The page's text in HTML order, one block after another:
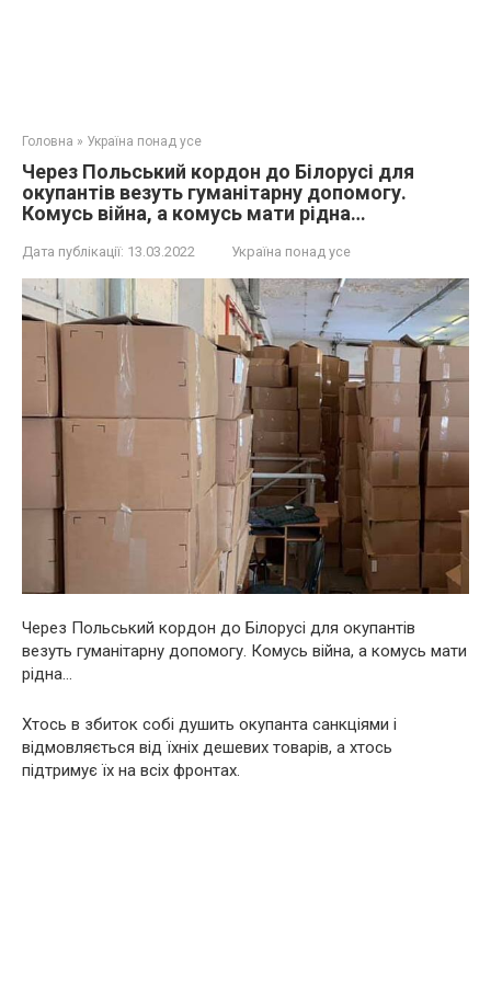
Головна » Україна понад усе
Через Польський кордон до Білорусі для
окупантів везуть гуманітарну допомогу.
Комусь війна, а комусь мати рідна…
Дата публікації: 13.03.2022 Україна понад усе
Через Польський кордон до Білорусі для окупантів
везуть гуманітарну допомогу. Комусь війна, а комусь мати
рідна…
Хтось в збиток собі душить окупанта санкціями і
відмовляється від їхніх дешевих товарів, а хтось
підтримує їх на всіх фронтах.